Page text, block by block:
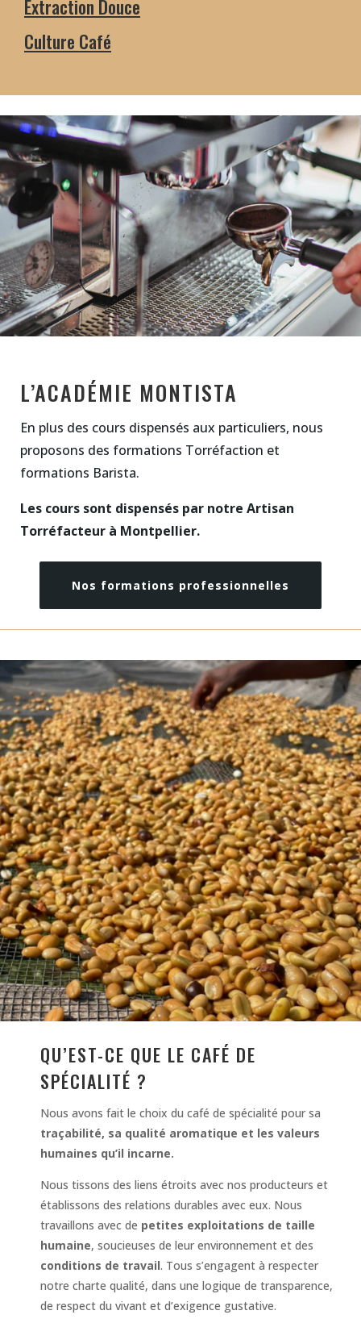
Extraction Douce
Culture Café
L’ACADÉMIE MONTISTA
En plus des cours dispensés aux particuliers, nous
proposons des formations Torréfaction et
formations Barista.
Les cours sont dispensés par notre Artisan
Torréfacteur à Montpellier.
Nos formations professionnelles
QU’EST-CE QUE LE CAFÉ DE
SPÉCIALITÉ ?
Nous avons fait le choix du café de spécialité pour sa
traçabilité, sa qualité aromatique et les valeurs
humaines qu’il incarne.
Nous tissons des liens étroits avec nos producteurs et
établissons des relations durables avec eux. Nous
travaillons avec de petites exploitations de taille
humaine, soucieuses de leur environnement et des
conditions de travail. Tous s’engagent à respecter
notre charte qualité, dans une logique de transparence,
de respect du vivant et d’exigence gustative.